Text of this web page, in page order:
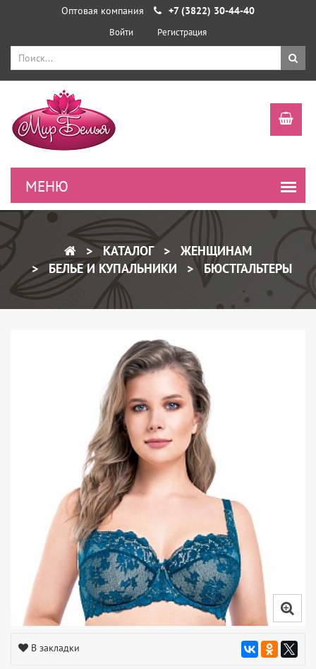
Оптовая компания +7 (3822) 30-44-40
Войти Регистрация
КАТАЛОГ
ЖЕНЩИНАМ
БЕЛЬЕ И КУПАЛЬНИКИ
БЮСТГАЛЬТЕРЫ
В закладки